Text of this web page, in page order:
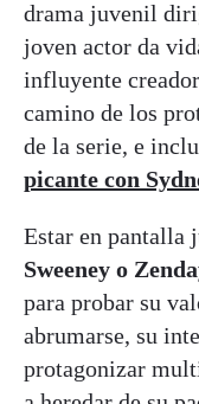
drama juvenil
joven actor da
influyente
camino de los
de la serie, e
picante con
Estar en pantalla
Sweeney o
para probar su
abrumarse, su
protagonizar